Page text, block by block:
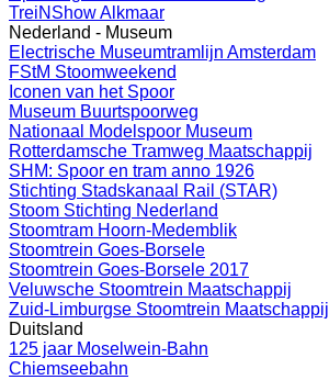
TreiNShow Alkmaar
Nederland - Museum
Electrische Museumtramlijn Amsterdam
FStM Stoomweekend
Iconen van het Spoor
Museum Buurtspoorweg
Nationaal Modelspoor Museum
Rotterdamsche Tramweg Maatschappij
SHM: Spoor en tram anno 1926
Stichting Stadskanaal Rail (STAR)
Stoom Stichting Nederland
Stoomtram Hoorn-Medemblik
Stoomtrein Goes-Borsele
Stoomtrein Goes-Borsele 2017
Veluwsche Stoomtrein Maatschappij
Zuid-Limburgse Stoomtrein Maatschappij
Duitsland
125 jaar Moselwein-Bahn
Chiemseebahn